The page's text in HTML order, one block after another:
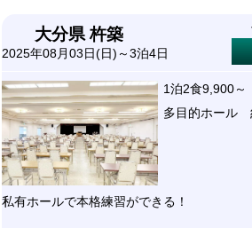
大分県 杵築
2025年08月03日(日)～3泊4日
1泊2食9,900～
多目的ホール
私有ホールで本格練習ができる！